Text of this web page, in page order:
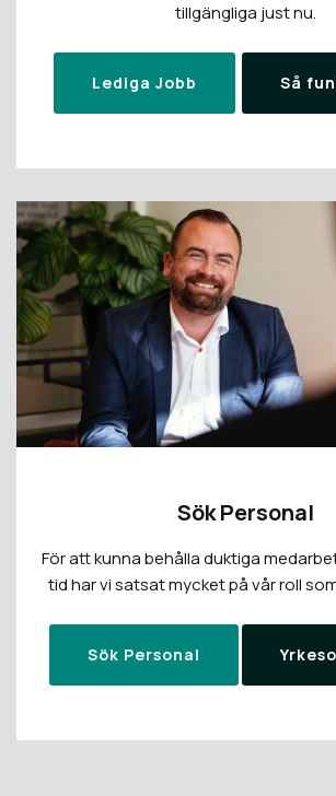
tillgängliga just nu.
Lediga Jobb Så
Sök Personal
För att kunna behålla duktiga
tid har vi satsat mycket på vår roll
Sök Personal